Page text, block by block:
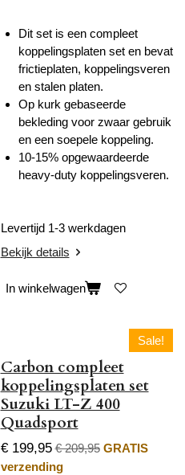
Dit set is een compleet
koppelingsplaten set en bevat
frictieplaten, koppelingsveren
en stalen platen.
Op kurk gebaseerde
bekleding voor zwaar gebruik
en een soepele koppeling.
10-15% opgewaardeerde
heavy-duty koppelingsveren.
Levertijd 1-3 werkdagen
Bekijk details
In winkelwagen
Sale!
Carbon compleet
koppelingsplaten set
Suzuki LT-Z 400
Quadsport
€ 199,95 € 209,95 GRATIS
verzending